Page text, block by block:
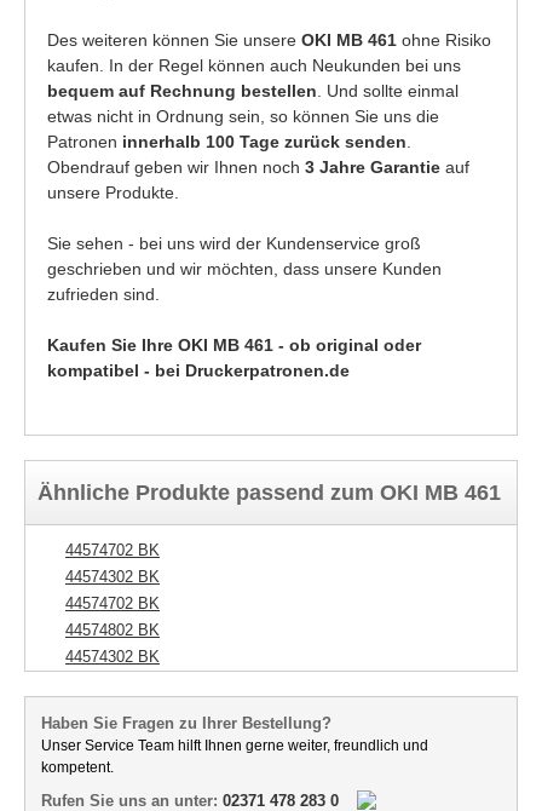
Des weiteren können Sie unsere OKI MB 461 ohne Risiko
kaufen. In der Regel können auch Neukunden bei uns
bequem auf Rechnung bestellen . Und sollte einmal
etwas nicht in Ordnung sein, so können Sie uns die
Patronen innerhalb 100 Tage zurück senden
Obendrauf geben wir Ihnen noch 3 Jahre Garantie auf
unsere Produkte.
Sie sehen - bei uns wird der Kundenservice groß
geschrieben und wir möchten, dass unsere Kunden
zufrieden sind.
Kaufen Sie Ihre OKI MB 461 - ob original oder
kompatibel - bei Druckerpatronen.de
Ähnliche Produkte passend zum OKI MB 461
44574702 BK
44574302 BK
44574702 BK
44574802 BK
44574302 BK
Haben Sie Fragen zu Ihrer Bestellung?
Unser Service Team hilft Ihnen gerne weiter, freundlich und
kompetent.
Rufen Sie uns an unter: 02371 478 283 0